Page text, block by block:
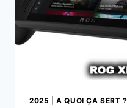
2025 |A QUOI ÇA SERT ?